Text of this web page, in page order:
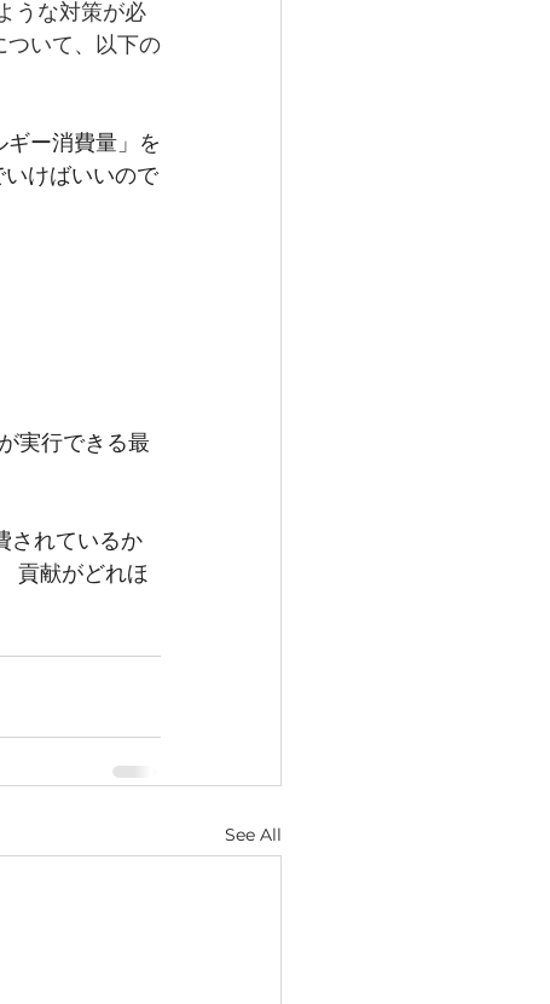
うな対策が必
ついて、以下の
ー消費量」を
けばいいので
実行できる最
されているか
貢献がどれほ
See All